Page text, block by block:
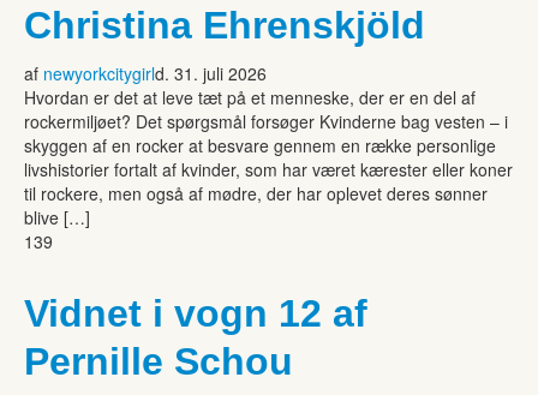
Christina Ehrenskjöld
af newyorkcitygirld. 31. juli 2026
Hvordan er det at leve tæt på et menneske, der er en del af
rockermiljøet? Det spørgsmål forsøger Kvinderne bag vesten – i
skyggen af en rocker at besvare gennem en række personlige
livshistorier fortalt af kvinder, som har været kærester eller koner
til rockere, men også af mødre, der har oplevet deres sønner
blive […]
139
Vidnet i vogn 12 af
Pernille Schou